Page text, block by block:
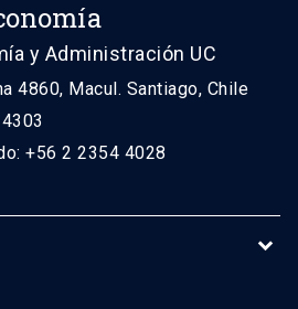
y Administración UC
4860, Macul. Santiago, Chile
+56 2 2354 4028